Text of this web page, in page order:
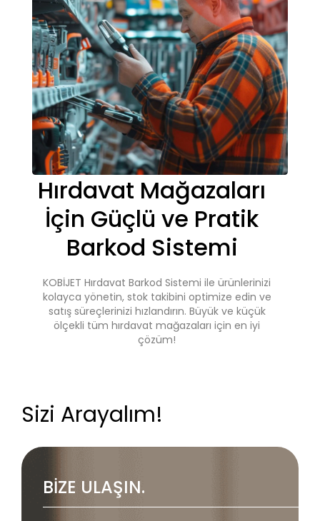
Hırdavat Mağazaları
İçin Güçlü ve Pratik
Barkod Sistemi
KOBİJET Hırdavat Barkod Sistemi ile ürünlerinizi
kolayca yönetin, stok takibini optimize edin ve
satış süreçlerinizi hızlandırın. Büyük ve küçük
ölçekli tüm hırdavat mağazaları için en iyi
çözüm!
Sizi Arayalım!
BİZE ULAŞIN.